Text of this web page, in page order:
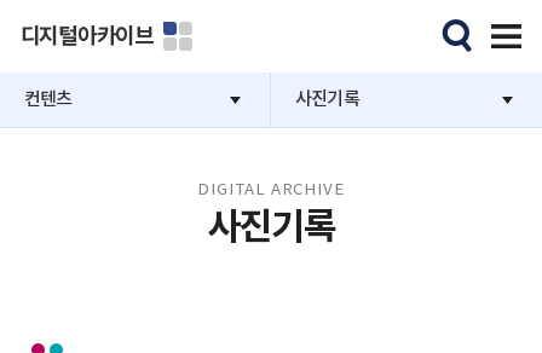
디지털아카이브
컨텐츠 사진기록
DIGITAL ARCHIVE
사진기록